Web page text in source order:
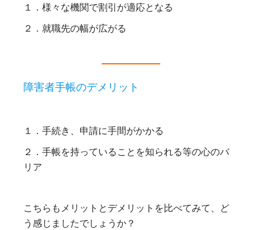
１．様々な機関で割引が適応となる
２．就職先の幅が広がる
障害者手帳のデメリット
１．手続き、申請に手間がかかる
２．手帳を持っていることを知られる等の心のバ
リア
こちらもメリットとデメリットを比べてみて、ど
う感じましたでしょうか？